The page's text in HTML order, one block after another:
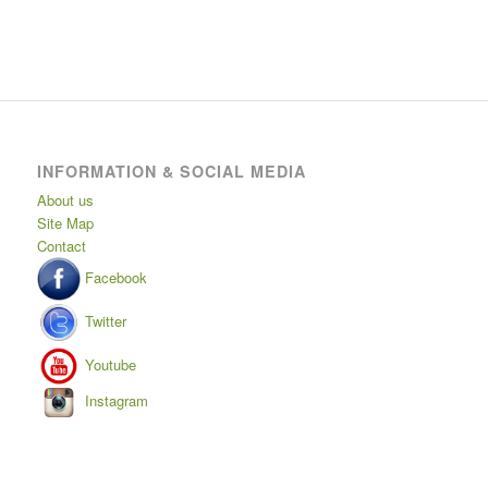
INFORMATION & SOCIAL MEDIA
About us
Site Map
Contact
Facebook
Twitter
Youtube
Instagram